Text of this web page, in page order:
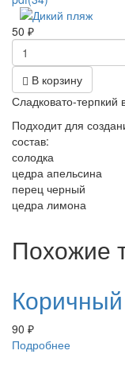
50 ₽
В корзину
Сладковато-терпкий
Подходит для
состав:
солодка
цедра апельсина
перец черный
цедра лимона
Похожие
90 ₽
Подробнее